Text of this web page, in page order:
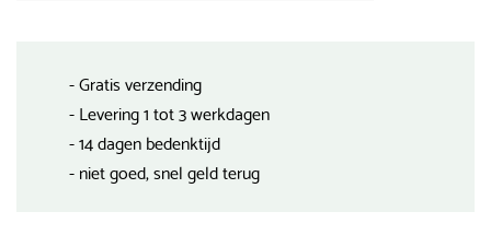
- Gratis verzending
- Levering 1 tot 3 werkdagen
- 14 dagen bedenktijd
- niet goed, snel geld terug